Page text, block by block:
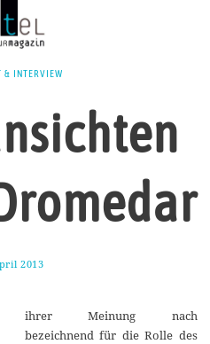
& INTERVIEW
2013
a
ihrer Meinung nach
bezeichnend für die Rolle des